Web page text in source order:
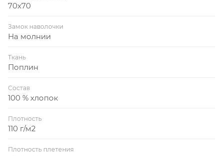
70x70
Замок наволочки
На молнии
Ткань
Поплин
Состав
100 % хлопок
Плотность
110 г/м2
Плотность плетения